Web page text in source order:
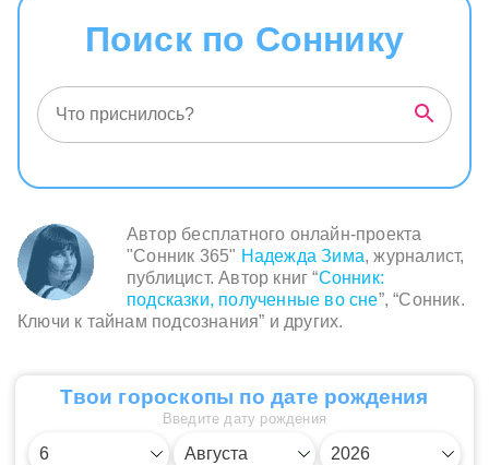
Поиск по Соннику
Автор бесплатного онлайн-проекта
"Сонник 365" Надежда Зима, журналист,
публицист. Автор книг “Сонник:
подсказки, полученные во сне”, “Сонник.
Ключи к тайнам подсознания” и других.
Твои гороскопы по дате рождения
Введите дату рождения